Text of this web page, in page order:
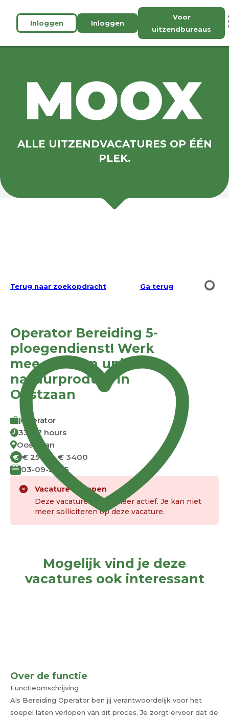
Inloggen Inloggen
Voor
uitzendbureaus
ALLE UITZENDVACATURES OP ÉÉN
PLEK.
Terug naar zoekopdracht Ga terug
Operator Bereiding 5-
ploegendienst! Werk
mee aan een uniek
natuurproduct in
Oostzaan
Operator
33-37 hours
Oostzaan
€ € 2500 - € 3400
03-09-2025
Vacature verlopen
Deze vacature is niet meer actief. Je kan niet
meer solliciteren op deze vacature.
Mogelijk vind je deze
vacatures ook interessant
Over de functie
Functieomschrijving
Als Bereiding Operator ben jij verantwoordelijk voor het
soepel laten verlopen van dit proces. Je zorgt ervoor dat de